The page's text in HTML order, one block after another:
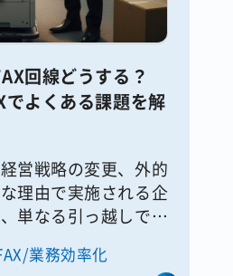
回線どうする？
よくある課題を解
営戦略の変更、外的
理由で実施される企
単なる引っ越しでは
キュリティ設備な
業務効率化